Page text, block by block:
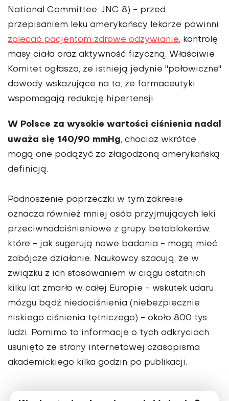
National Committee, JNC 8) - przed
przepisaniem leku amerykańscy lekarze powinni
zalecać pacjentom zdrowe odżywianie, kontrolę
masy ciała oraz aktywność fizyczną. Właściwie
Komitet ogłasza, że istnieją jedynie "połowiczne"
dowody wskazujące na to, że farmaceutyki
wspomagają redukcję hipertensji.
W Polsce za wysokie wartości ciśnienia nadal
uważa się 140/90 mmHg, chociaż wkrótce
mogą one podążyć za złagodzoną amerykańską
definicją.
Podnoszenie poprzeczki w tym zakresie
oznacza również mniej osób przyjmujących leki
przeciwnadciśnieniowe z grupy betablokerów,
które - jak sugerują nowe badania - mogą mieć
zabójcze działanie. Naukowcy szacują, że w
związku z ich stosowaniem w ciągu ostatnich
kilku lat zmarło w całej Europie - wskutek udaru
mózgu bądź niedociśnienia (niebezpiecznie
niskiego ciśnienia tętniczego) - około 800 tys.
ludzi. Pomimo to informacje o tych odkryciach
usunięto ze strony internetowej czasopisma
akademickiego kilka godzin po publikacji.